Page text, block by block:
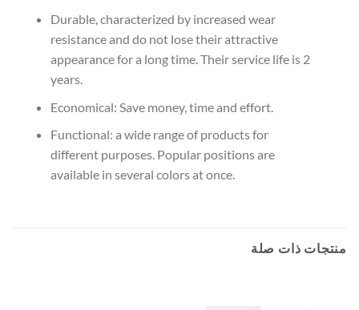
Durable, characterized by increased wear
resistance and do not lose their attractive
appearance for a long time. Their service life is 2
years.
Economical: Save money, time and effort.
Functional: a wide range of products for
different purposes. Popular positions are
available in several colors at once.
منتجات ذات صلة